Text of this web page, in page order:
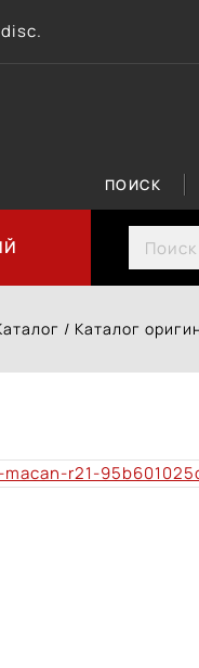
ПОИСК
Search
/ Каталог